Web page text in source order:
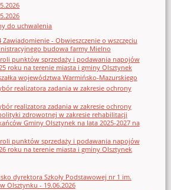
do uchwalenia
Zawiadomienie - Obwieszczenie o wszczęciu
budowa farmy Mielno
punktów sprzedaży i podawania napojów
roku na terenie miasta i gminy Olsztynek
województwa Warmińsko-Mazurskiego
realizatora zadania w zakresie ochrony
realizatora zadania w zakresie ochrony
zdrowotnej w zakresie rehabilitacji
Gminy Olsztynek na lata 2025-2027 na
punktów sprzedaży i podawania napojów
roku na terenie miasta i gminy Olsztynek
dyrektora Szkoły Podstawowej nr 1 im.
Olsztynku - 19.06.2026